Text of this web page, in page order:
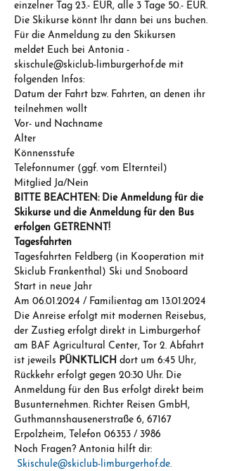
einzelner Tag 23.- EUR, alle 3 Tage 50.- EUR.
Die Skikurse könnt Ihr dann bei uns buchen.
Für die Anmeldung zu den Skikursen
meldet Euch bei Antonia -
skischule@skiclub-limburgerhof.de mit
folgenden Infos:
Datum der Fahrt bzw. Fahrten, an denen ihr
teilnehmen wollt
Vor- und Nachname
Alter
Könnensstufe
Telefonnumer (ggf. vom Elternteil)
Mitglied Ja/Nein
BITTE BEACHTEN: Die Anmeldung für die
Skikurse und die Anmeldung für den Bus
erfolgen GETRENNT!
Tagesfahrten
Tagesfahrten Feldberg (in Kooperation mit
Skiclub Frankenthal) Ski und Snoboard
Start in neue Jahr
Am 06.01.2024 / Familientag am 13.01.2024
Die Anreise erfolgt mit modernen Reisebus,
der Zustieg erfolgt direkt in Limburgerhof
am BAF Agricultural Center, Tor 2. Abfahrt
ist jeweils PÜNKTLICH dort um 6:45 Uhr,
Rückkehr erfolgt gegen 20:30 Uhr. Die
Anmeldung für den Bus erfolgt direkt beim
Busunternehmen. Richter Reisen GmbH,
Guthmannshausenerstraße 6, 67167
Erpolzheim, Telefon 06353 / 3986
Noch Fragen? Antonia hilft dir:
Skischule@skiclub-limburgerhof.de.